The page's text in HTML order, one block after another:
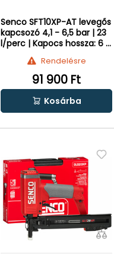
Senco SFT10XP-AT levegős
kapcsozó 4,1 - 6,5 bar | 23
l/perc | Kapocs hossza: 6 -
Rendelésre
91 900 Ft
Kosárba